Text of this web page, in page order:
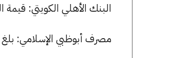
البنك الأهلي الكويتي: قيمة الدرهم
مصرف أبوظبي الإسلامي: بلغ سعر شراء الدرهم